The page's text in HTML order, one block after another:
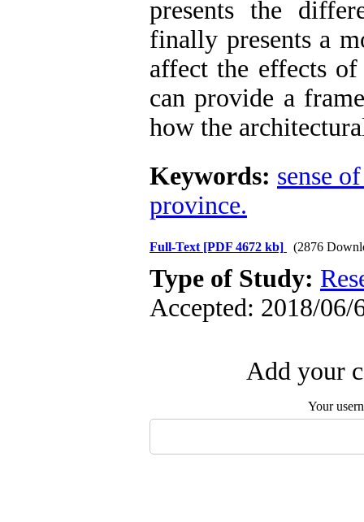
presents the
finally presents a
affect the effects
can provide a
how the
Keywords: sense
province.
Full-Text [PDF 4672 kb] (2876
Type of Study:
Accepted: 2018/06/
Add your
Your